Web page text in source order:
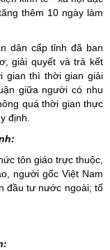
thêm 10 ngày làm
dân cấp tỉnh đã ban
giải quyết và trả kết
gian thì thời gian giải
giữa người có nhu
quá thời gian thực
định.
tôn giáo trực thuộc,
người gốc Việt Nam
đầu tư nước ngoài; tổ